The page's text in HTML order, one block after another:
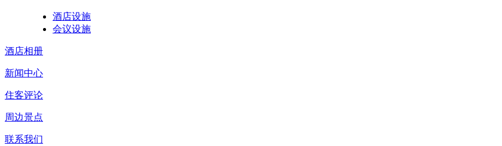
酒店设施
会议设施
酒店相册
新闻中心
住客评论
周边景点
联系我们